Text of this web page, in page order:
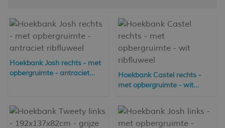
Hoekbank Josh rechts - met
opbergruimte - antraciet
Hoekbank Castel rechts -
met opbergruimte - wit